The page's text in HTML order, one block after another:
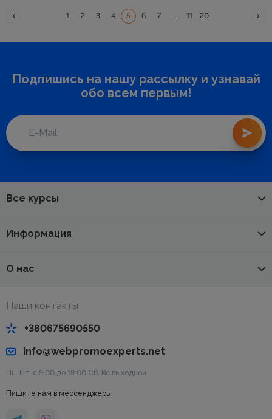
1 2 3 4 5 6 7 11 20
Подпишись на нашу рассылку и узнавай
обо всем первым!
Все курсы
Информация
О нас
Наши контакты
+380675690550
info@webpromoexperts.net
Пн-Пт: с 9:00 до 19:00 Cб, Вс выходной
Пишите нам в мессенджеры